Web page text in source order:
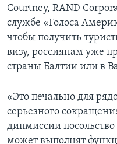
Courtney, RAND
службе «Голоса
чтобы получить
визу, россиянам уже
страны Балтии или в
«Это печально для
серьезного
дипмиссии
может выполнят